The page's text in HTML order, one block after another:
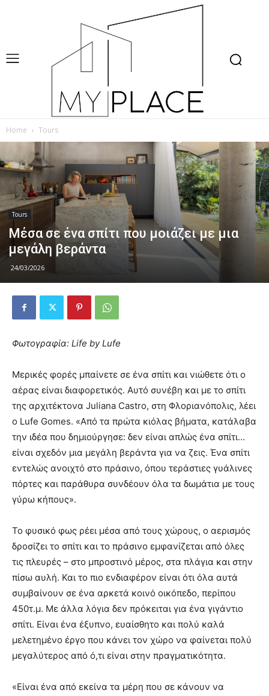
Home Tours
Tours
Μέσα σε ένα σπίτι που μοιάζει με μια
μεγάλη βεράντα
24/03/2026
Φωτογραφία: Life by Lufe
Μερικές φορές μπαίνετε σε ένα σπίτι και νιώθετε ότι ο
αέρας είναι διαφορετικός. Αυτό συνέβη και με το σπίτι
της αρχιτέκτονα Juliana Castro, στη Φλοριανόπολις, λέει
ο Lufe Gomes. «Από τα πρώτα κιόλας βήματα, κατάλαβα
την ιδέα που δημιούργησε: δεν είναι απλώς ένα σπίτι…
είναι σχεδόν μια μεγάλη βεράντα για να ζεις. Ένα σπίτι
εντελώς ανοιχτό στο πράσινο, όπου τεράστιες γυάλινες
πόρτες και παράθυρα συνδέουν όλα τα δωμάτια με τους
γύρω κήπους».
Το φυσικό φως ρέει μέσα από τους χώρους, ο αερισμός
δροσίζει το σπίτι και το πράσινο εμφανίζεται από όλες
τις πλευρές – στο μπροστινό μέρος, στα πλάγια και στην
πίσω αυλή. Και το πιο ενδιαφέρον είναι ότι όλα αυτά
συμβαίνουν σε ένα αρκετά κοινό οικόπεδο, περίπου
450τ.μ. Με άλλα λόγια δεν πρόκειται για ένα γιγάντιο
σπίτι. Είναι ένα έξυπνο, ευαίσθητο και πολύ καλά
μελετημένο έργο που κάνει τον χώρο να φαίνεται πολύ
μεγαλύτερος από ό,τι είναι στην πραγματικότητα.
«Είναι ένα από εκείνα τα μέρη που σε κάνουν να